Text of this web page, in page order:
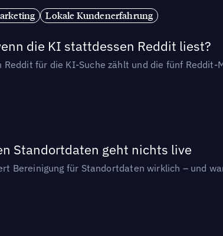
Lokale Kundenerfahrung
die KI stattdessen Reddit liest?
für die KI-Suche zählt und die fünf
Standortdaten geht nichts live
Bereinigung für Standortdaten wirklich – und